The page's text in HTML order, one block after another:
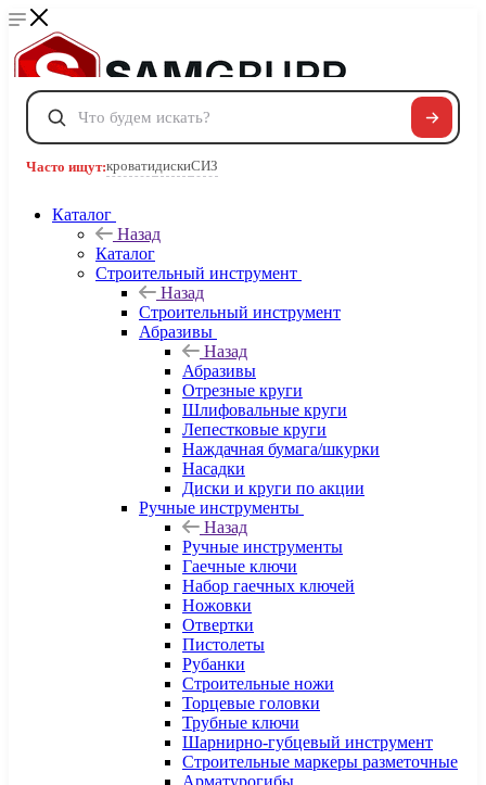
Сравнение0 Избранные товары 0 Корзина 0
Телефоны
+7 495 120-32-22
8 800 222-40-09
Заказать звонок
Часто ищут:кроватидискиСИЗ
Каталог
Назад
Каталог
Строительный инструмент
Назад
Строительный инструмент
Абразивы
Назад
Абразивы
Отрезные круги
Шлифовальные круги
Лепестковые круги
Наждачная бумага/шкурки
Насадки
Диски и круги по акции
Ручные инструменты
Назад
Ручные инструменты
Гаечные ключи
Набор гаечных ключей
Ножовки
Отвертки
Пистолеты
Рубанки
Строительные ножи
Торцевые головки
Трубные ключи
Шарнирно-губцевый инструмент
Строительные маркеры разметочные
Арматурогибы